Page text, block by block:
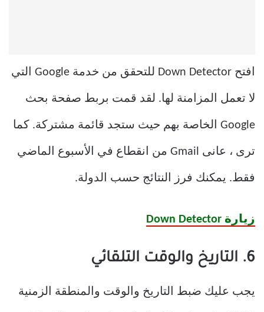
افتح Down Detector للتحقق من خدمة Google التي
لا تعمل المزامنة لها. لقد قمت بربط صفحة بحث
Google الخاصة بهم حيث ستجد قائمة مشتركة. كما
ترى ، عانى Gmail من انقطاع في الأسبوع الماضي
فقط. يمكنك فرز النتائج حسب الدولة.
زيارة Down Detector
6. التاريخ والوقت التلقائي
يجب عليك ضبط التاريخ والوقت والمنطقة الزمنية